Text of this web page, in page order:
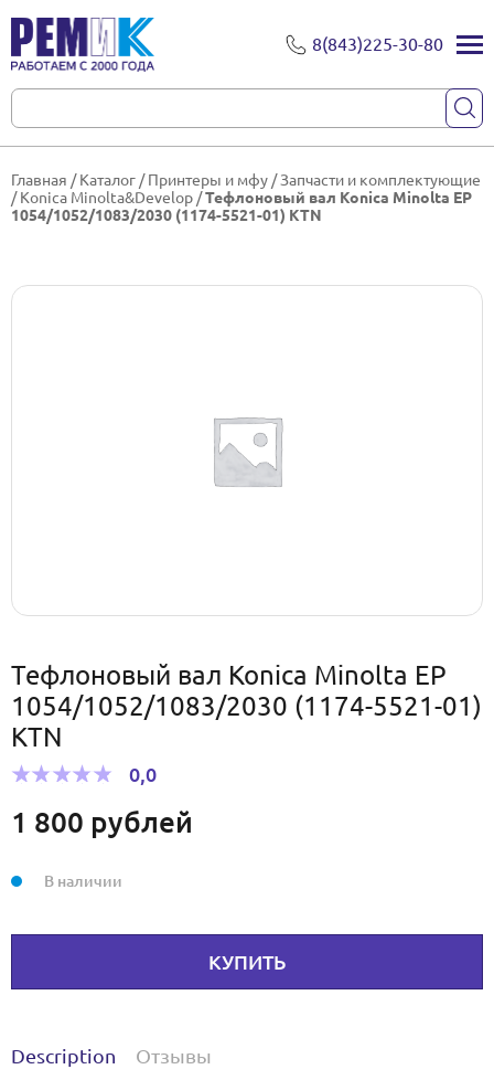
8(843)225-30-80
Главная /Каталог /Принтеры и мфу /Запчасти и комплектующие
/Konica Minolta&Develop /Тефлоновый вал Konica Minolta ЕР
1054/1052/1083/2030 (1174-5521-01) KTN
Тефлоновый вал Konica Minolta ЕР
1054/1052/1083/2030 (1174-5521-01)
KTN
0,0
1 800 рублей
КУПИТЬ
В наличии
Description Отзывы